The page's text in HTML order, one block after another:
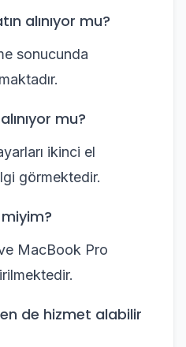
alınıyor mu?
sonucunda
mu?
ikinci el
görmektedir.
MacBook Pro
de hizmet alabilir